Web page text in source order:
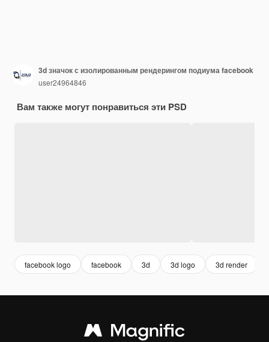
3d значок с изолированным рендерингом подиума facebook
user24964846
Вам также могут понравиться эти PSD
facebook logo facebook 3d 3d logo 3d render